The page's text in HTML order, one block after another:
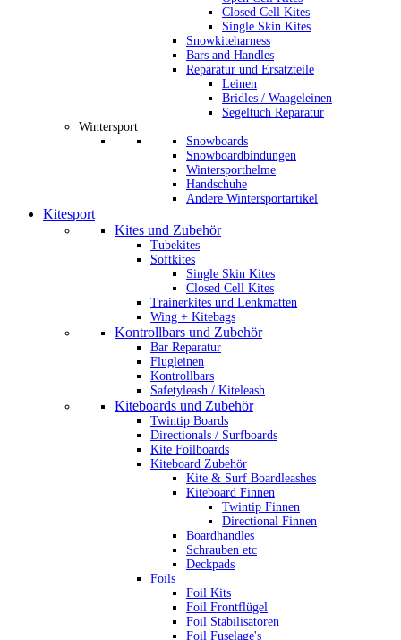
Closed Cell Kites
Single Skin Kites
Snowkiteharness
Bars and Handles
Reparatur und Ersatzteile
Leinen
Bridles / Waageleinen
Segeltuch Reparatur
Wintersport
Snowboards
Snowboardbindungen
Wintersporthelme
Handschuhe
Andere Wintersportartikel
Kitesport
Kites und Zubehör
Tubekites
Softkites
Single Skin Kites
Closed Cell Kites
Trainerkites und Lenkmatten
Wing + Kitebags
Kontrollbars und Zubehör
Bar Reparatur
Flugleinen
Kontrollbars
Safetyleash / Kiteleash
Kiteboards und Zubehör
Twintip Boards
Directionals / Surfboards
Kite Foilboards
Kiteboard Zubehör
Kite & Surf Boardleashes
Kiteboard Finnen
Twintip Finnen
Directional Finnen
Boardhandles
Schrauben etc
Deckpads
Foils
Foil Kits
Foil Frontflügel
Foil Stabilisatoren
Foil Fuselage's